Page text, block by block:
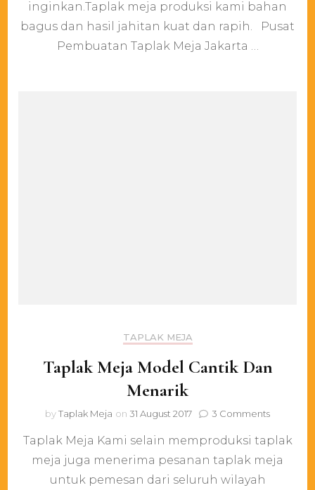
Sesuai
Kriteria
inginkan.Taplak meja produksi kami bahan
bagus dan hasil jahitan kuat dan rapih. Pusat
Pembuatan Taplak Meja Jakarta …
TAPLAK MEJA
Taplak Meja Model Cantik Dan
Menarik
byTaplak Meja on 31 August 2017 3 Commentson
Meja
Model
Cantik
Taplak Meja Kami selain memproduksi taplak
meja juga menerima pesanan taplak meja
untuk pemesan dari seluruh wilayah